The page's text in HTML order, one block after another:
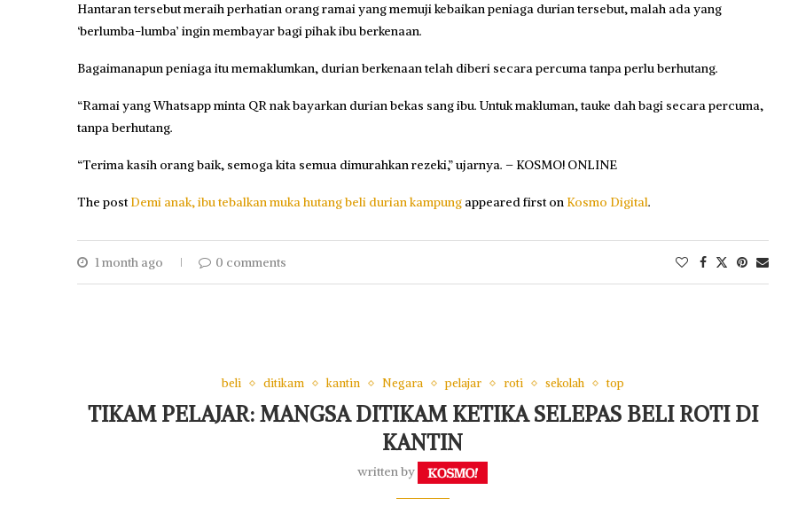
Hantaran tersebut meraih perhatian orang ramai yang memuji kebaikan peniaga durian tersebut, malah ada yang
‘berlumba-lumba’ ingin membayar bagi pihak ibu berkenaan.
Bagaimanapun peniaga itu memaklumkan, durian berkenaan telah diberi secara percuma tanpa perlu berhutang.
“Ramai yang Whatsapp minta QR nak bayarkan durian bekas sang ibu. Untuk makluman, tauke dah bagi secara percuma,
tanpa berhutang.
“Terima kasih orang baik, semoga kita semua dimurahkan rezeki,” ujarnya. – KOSMO! ONLINE
The postDemi anak, ibu tebalkan muka hutang beli durian kampung appeared first on Kosmo Digital.
1 month ago 0 comments
beli ditikam kantin Negara pelajar roti sekolah top
TIKAM PELAJAR: MANGSA DITIKAM KETIKA SELEPAS BELI ROTI DI
KANTIN
written by